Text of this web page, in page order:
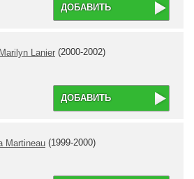
ДОБАВИТЬ
Marilyn Lanier (2000-2002)
ДОБАВИТЬ
Martineau (1999-2000)